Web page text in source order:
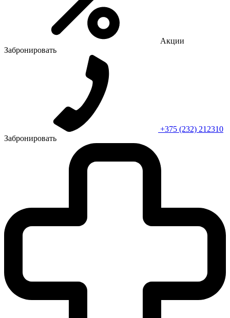
Акции
Забронировать
+375 (232) 212310
Забронировать